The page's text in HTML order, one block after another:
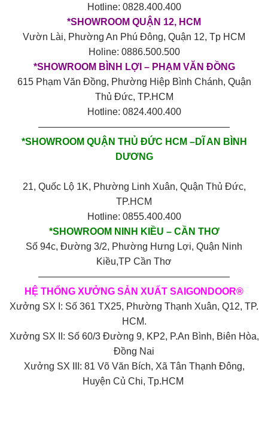
Hotline: 0828.400.400
*SHOWROOM QUẬN 12, HCM
Vườn Lài, Phường An Phú Đông, Quận 12, Tp HCM
Holine: 0886.500.500
*SHOWROOM BÌNH LỢI – PHẠM VĂN ĐỒNG
615 Phạm Văn Đồng, Phường Hiệp Bình Chánh, Quận
Thủ Đức, TP.HCM
Hotline: 0824.400.400
————————————————————
*SHOWROOM QUẬN THỦ ĐỨC HCM –DĨ AN BÌNH
DƯƠNG
21, Quốc Lộ 1K, Phường Linh Xuân, Quận Thủ Đức,
TP.HCM
Hotline: 0855.400.400
*SHOWROOM NINH KIỀU – CẦN THƠ
Số 94c, Đường 3/2, Phường Hưng Lợi, Quận Ninh
Kiều,TP Cần Thơ
————————————————————
HỆ THỐNG XƯỞNG SẢN XUẤT SAIGONDOOR®
Xưởng SX I: Số 361 TX25, Phường Thạnh Xuân, Q12, TP.
HCM.
Xưởng SX II: Số 60/3 Đường 9, KP2, P.An Bình, Biên Hòa,
Đồng Nai
Xưởng SX III: 81 Võ Văn Bích, Xã Tân Thạnh Đông,
Huyện Củ Chi, Tp.HCM